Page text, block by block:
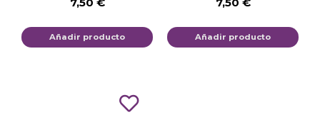
Añadir producto Añadir producto